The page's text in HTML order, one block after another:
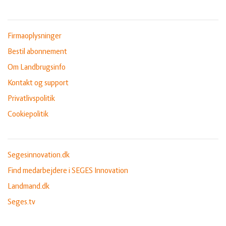
Firmaoplysninger
Bestil abonnement
Om Landbrugsinfo
Kontakt og support
Privatlivspolitik
Cookiepolitik
Segesinnovation.dk
Find medarbejdere i SEGES Innovation
Landmand.dk
Seges.tv